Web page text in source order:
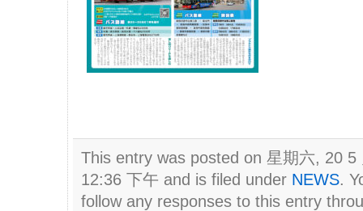
This entry was posted on 星期六, 20 5
12:36 下午 and is filed under NEWS.
follow any responses to this entry